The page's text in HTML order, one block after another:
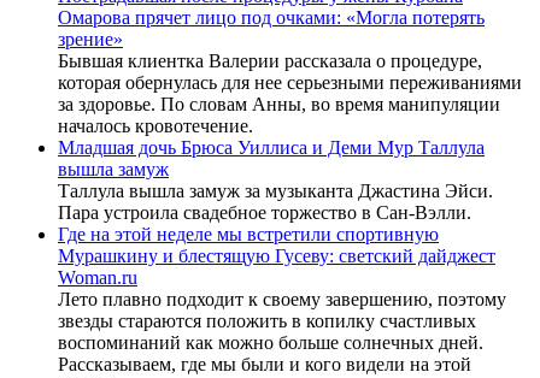
Омарова прячет лицо под очками: «Могла потерять
зрение»
Бывшая клиентка Валерии рассказала о процедуре,
которая обернулась для нее серьезными переживаниями
за здоровье. По словам Анны, во время манипуляции
началось кровотечение.
Младшая дочь Брюса Уиллиса и Деми Мур Таллула
вышла замуж
Таллула вышла замуж за музыканта Джастина Эйси.
Пара устроила свадебное торжество в Сан-Вэлли.
Где на этой неделе мы встретили спортивную
Мурашкину и блестящую Гусеву: светский дайджест
Woman.ru
Лето плавно подходит к своему завершению, поэтому
звезды стараются положить в копилку счастливых
воспоминаний как можно больше солнечных дней.
Рассказываем, где мы были и кого видели на этой